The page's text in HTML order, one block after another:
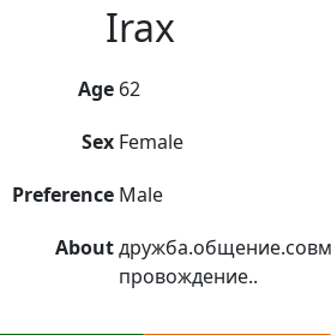
Irax
Age 62
Sex Female
Preference Male
About
провождение..